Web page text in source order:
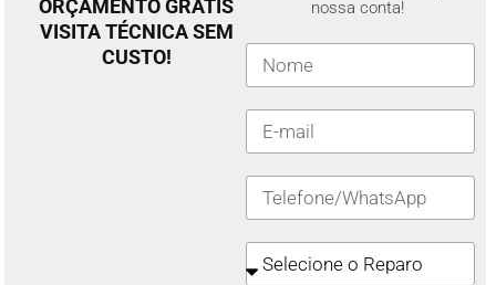
ORÇAMENTO GRÁTIS
VISITA TÉCNICA SEM
CUSTO!
nossa conta!